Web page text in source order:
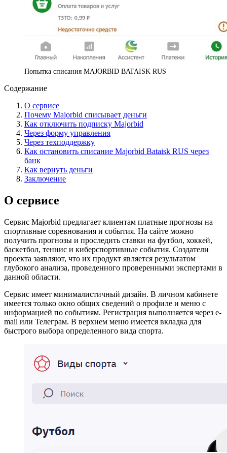
Попытка списания MAJORBID BATAISK RUS
Содержание
О сервисе
Почему Majorbid списывает деньги
Как отключить подписку Majorbid
Через форму управления
Через техподдержку
Как остановить списание Majorbid Bataisk RUS через
банк
Как вернуть деньги
Заключение
О сервисе
Сервис Majorbid предлагает клиентам платные прогнозы на
спортивные соревнования и события. На сайте можно
получить прогнозы и проследить ставки на футбол, хоккей,
баскетбол, теннис и киберспортивные события. Создатели
проекта заявляют, что их продукт является результатом
глубокого анализа, проведенного проверенными экспертами в
данной области.
Сервис имеет минималистичный дизайн. В личном кабинете
имеется только окно общих сведений о профиле и меню с
информацией по событиям. Регистрация выполняется через e-
mail или Телеграм. В верхнем меню имеется вкладка для
быстрого выбора определенного вида спорта.